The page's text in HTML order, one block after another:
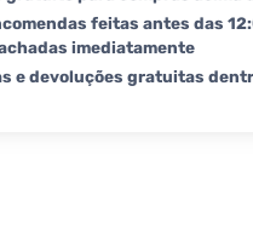
feitas antes das
imediatamente
e devoluções gratuitas